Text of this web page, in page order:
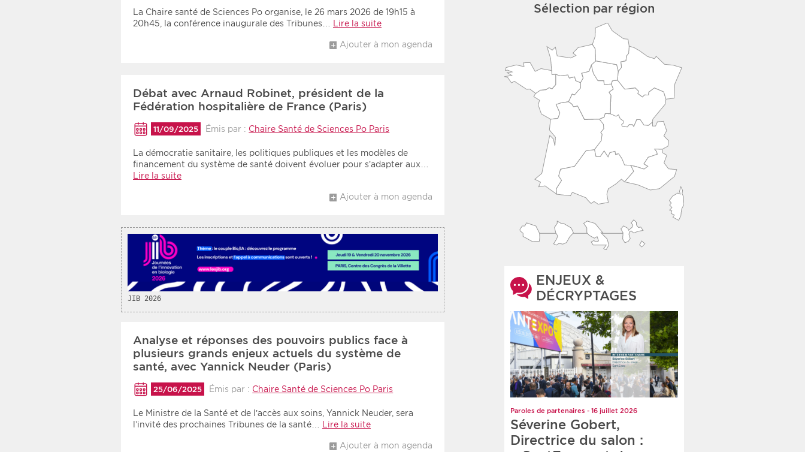
La Chaire santé de Sciences Po organise, le 26 mars 2026 de 19h15 à
20h45, la conférence inaugurale des Tribunes…
Lire la suite
Ajouter à mon agenda
Débat avec Arnaud Robinet, président de la
Fédération hospitalière de France (Paris)
11/09/2025 Émis par : Chaire Santé de Sciences Po Paris
La démocratie sanitaire, les politiques publiques et les modèles de
financement du système de santé doivent évoluer pour s’adapter aux…
Lire la suite
Ajouter à mon agenda
JIB 2026
Analyse et réponses des pouvoirs publics face à
plusieurs grands enjeux actuels du système de
santé, avec Yannick Neuder (Paris)
25/06/2025 Émis par : Chaire Santé de Sciences Po Paris
Le Ministre de la Santé et de l’accès aux soins, Yannick Neuder, sera
l’invité des prochaines Tribunes de la santé… Lire la suite
Ajouter à mon agenda
Sélection par région
ENJEUX &
DÉCRYPTAGES
Paroles de partenaires - 16 juillet 2026
Séverine Gobert,
Directrice du salon :